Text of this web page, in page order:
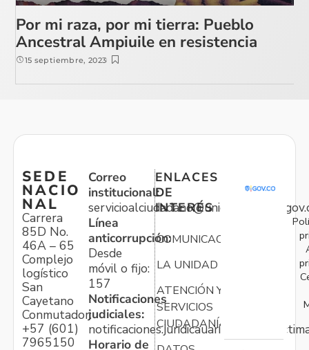
Por mi raza, por mi tierra: Pueblo
Ancestral Ampiuile en resistencia
15 septiembre, 2023
SEDE
NACIO
NAL
Carrera
85D No.
46A – 65
Complejo
logístico
San
Cayetano
Conmutador:
+57 (601)
7965150
Correo
institucional:
Línea
anticorrupción:
Desde
móvil o fijo:
157
Notificaciones
judiciales:
Horario de
ENLACES
DE
INTERÉS
COMUNICACIONES
LA UNIDAD
ATENCIÓN Y
SERVICIOS
CIUDADANÍA